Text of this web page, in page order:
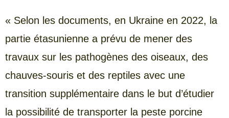
« Selon les documents, en Ukraine en 2022, la
partie étasunienne a prévu de mener des
travaux sur les pathogènes des oiseaux, des
chauves-souris et des reptiles avec une
transition supplémentaire dans le but d’étudier
la possibilité de transporter la peste porcine